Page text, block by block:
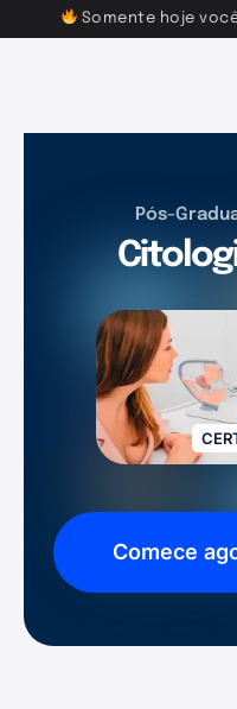
Somente hoje
Pós-
Comece